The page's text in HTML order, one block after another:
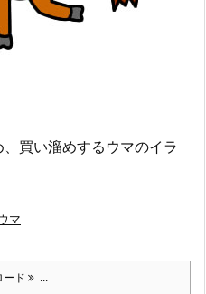
買い溜めするウマのイラ
マ
ード ...